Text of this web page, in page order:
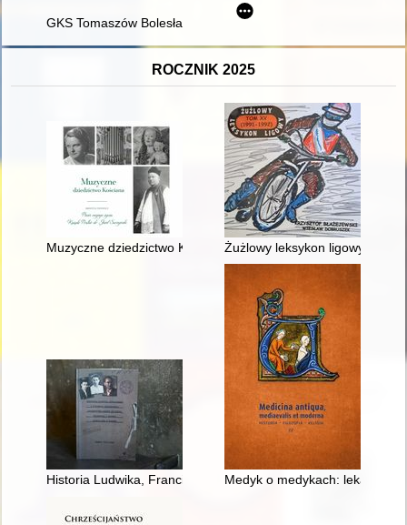
GKS Tomaszów Bolesławiecki : historia klubu sportowego
ROCZNIK 2025
Muzyczne dziedzictwo Kościana : pieśń mojego życia : ksiądz
Żużlowy leksykon ligowy. T. 15,
Historia Ludwika, Franciszka i Filomeny Kamińskich :
Medyk o medykach: lekarze w